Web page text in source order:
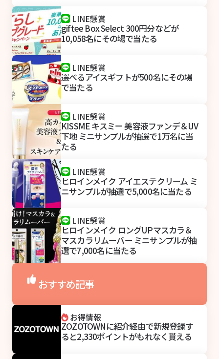
LINE懸賞
giftee Box Select 300円分などが
10,058名にその場で当たる
LINE懸賞
選べるアイスギフトが500名にその場
で当たる
LINE懸賞
KISSME キスミー 美容液ファンデ＆UV
下地 ミニサンプルが抽選で1万名に当
たる
LINE懸賞
ヒロインメイク アイエステクリーム ミ
ニサンプルが抽選で5,000名に当たる
LINE懸賞
ヒロインメイク ロングUPマスカラ＆
マスカラリムーバー ミニサンプルが抽
選で7,000名に当たる
おすすめ記事
お得情報
ZOZOTOWNに紹介経由で新規登録す
ると2,330ポイントがもれなく貰える